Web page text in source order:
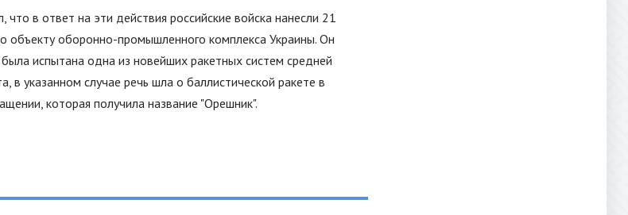
что в ответ на эти действия российские войска нанесли 21
объекту оборонно-промышленного комплекса Украины. Он
испытана одна из новейших ракетных систем средней
в указанном случае речь шла о баллистической ракете в
которая получила название "Орешник".